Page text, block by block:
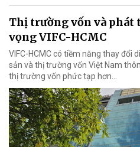
Thị trường vốn và phát
vọng VIFC-HCMC
VIFC-HCMC có tiềm năng thay đổi
sản và thị trường vốn Việt Nam
thị trường vốn phức tạp hơn...